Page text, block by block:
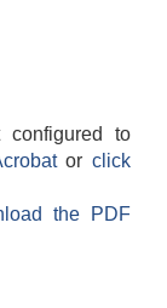
configured to
orclick
the PDF